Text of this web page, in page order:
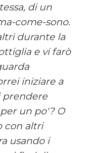
di un
come-sono.
durante la
e vi farò
iniziare a
prendere
un po'? O
con altri
usando i